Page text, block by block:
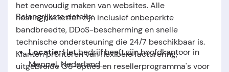
het eenvoudig maken van websites. Alle
hostingpakketten zijn inclusief onbeperkte
bandbreedte, DDoS-bescherming en snelle
technische ondersteuning die 24/7 beschikbaar is.
Klanten profiteren van flexibele facturering,
uitgebreide OS-opties en resellerprogramma's voor
Belangrijkste details:
Locatie:Het bedrijf heeft zijn hoofdkantoor in
Meppel, Nederland.